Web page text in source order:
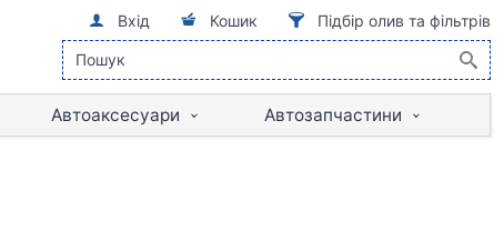
Вхід Кошик Підбір олив та фільтрів
Автоаксесуари Автозапчастини